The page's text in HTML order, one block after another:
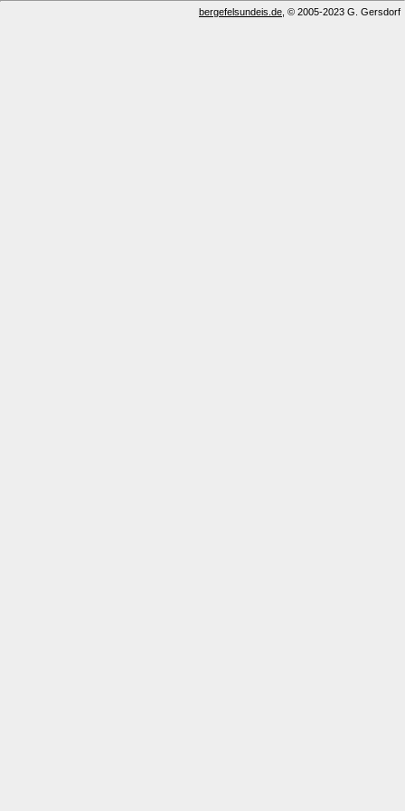
bergefelsundeis.de , © 2005-2023 G. Gersdorf